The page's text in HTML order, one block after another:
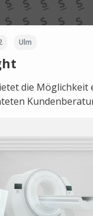
Ulm
die Möglichkeit